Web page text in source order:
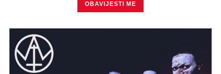
OBAVIJESTI ME